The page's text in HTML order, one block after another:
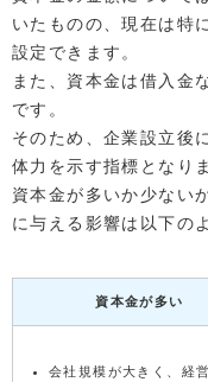
いたものの、現在は特
設定できます。
また、資本金は借入金
です。
そのため、企業設立後
体力を示す指標となり
資本金が多いか少ない
に与える影響は以下の
資本金が多い
会社規模が大きく、経